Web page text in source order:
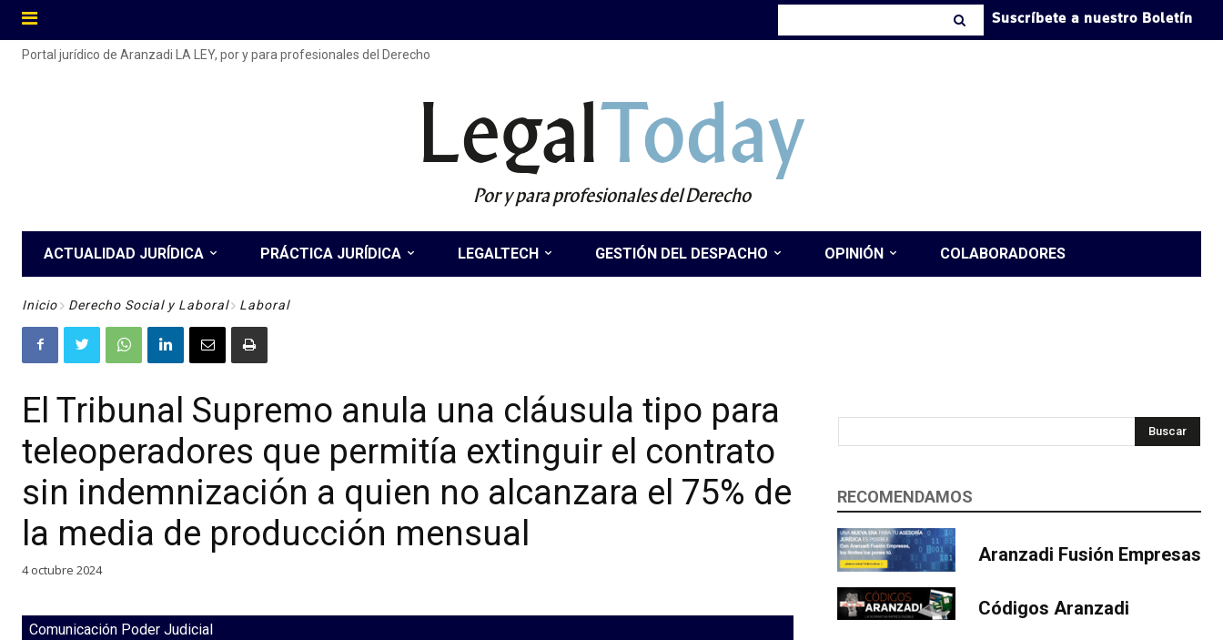
Suscríbete a nuestro Boletín
Portal jurídico de Aranzadi LA LEY, por y para profesionales del Derecho
LegalToday
Por y para profesionales del Derecho
ACTUALIDAD JURÍDICA PRÁCTICA JURÍDICA LEGALTECH GESTIÓN DEL DESPACHO OPINIÓN COLABORADORES
Inicio Derecho Social y Laboral Laboral
El Tribunal Supremo anula una cláusula tipo para
teleoperadores que permitía extinguir el contrato
sin indemnización a quien no alcanzara el 75% de
la media de producción mensual
4 octubre 2024
Comunicación Poder Judicial
Buscar
RECOMENDAMOS
Aranzadi Fusión Empresas
Códigos Aranzadi